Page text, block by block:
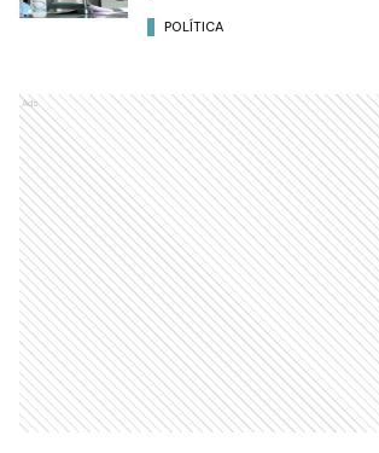
POLÍTICA
Ads